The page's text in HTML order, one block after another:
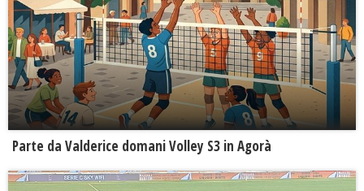
Parte da Valderice domani Volley S3 in Agorà